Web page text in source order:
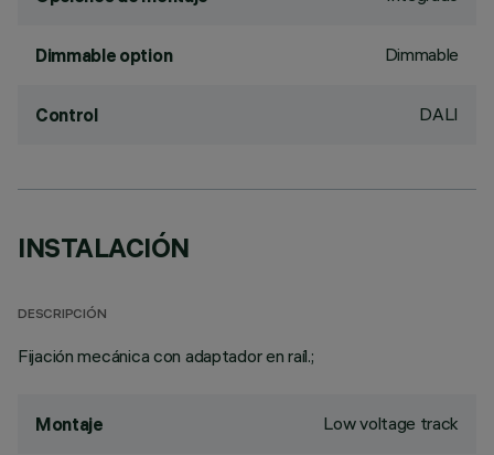
Dimmable option Dimmable
Control DALI
INSTALACIÓN
DESCRIPCIÓN
Fijación mecánica con adaptador en raíl.;
Montaje Low voltage track